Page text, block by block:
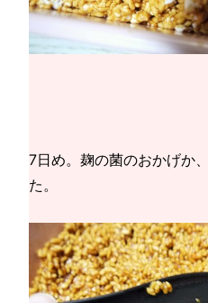
7日め。麹の菌のおかげか
た。